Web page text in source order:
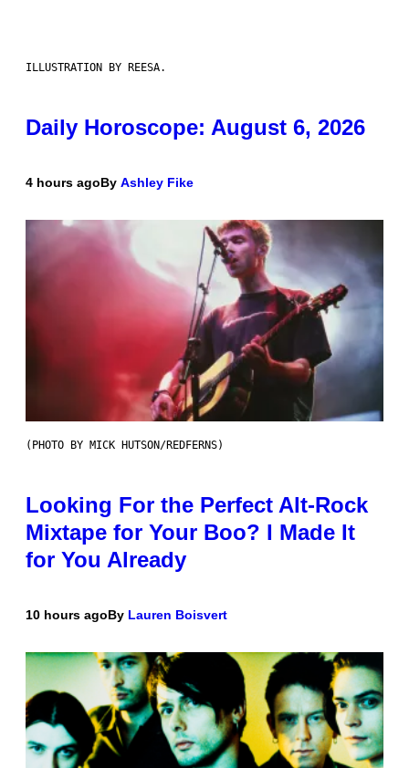
ILLUSTRATION BY REESA.
Daily Horoscope: August 6, 2026
4 hours agoBy Ashley Fike
(PHOTO BY MICK HUTSON/REDFERNS)
Looking For the Perfect Alt-Rock
Mixtape for Your Boo? I Made It
for You Already
10 hours agoBy Lauren Boisvert